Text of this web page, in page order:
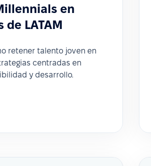
en
de LATAM
retener talento joven en
centradas en
y desarrollo.